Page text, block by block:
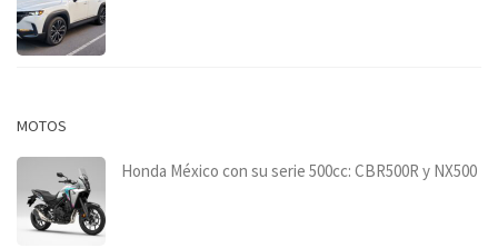
MOTOS
Honda México con su serie 500cc: CBR500R y NX500